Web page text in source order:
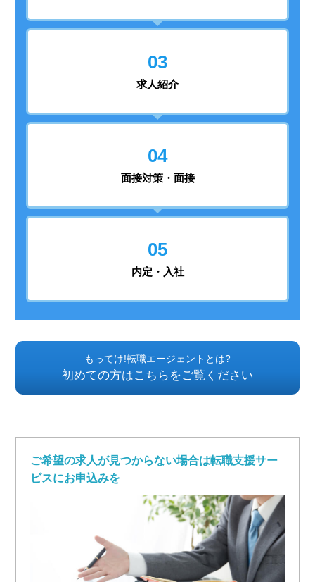
03
求人紹介
04
面接対策・面接
05
内定・入社
もってけ!転職エージェントとは?
初めての方はこちらをご覧ください
ご希望の求人が見つからない場合は転職支援サー
ビスにお申込みを